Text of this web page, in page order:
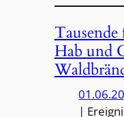
Hab und
|